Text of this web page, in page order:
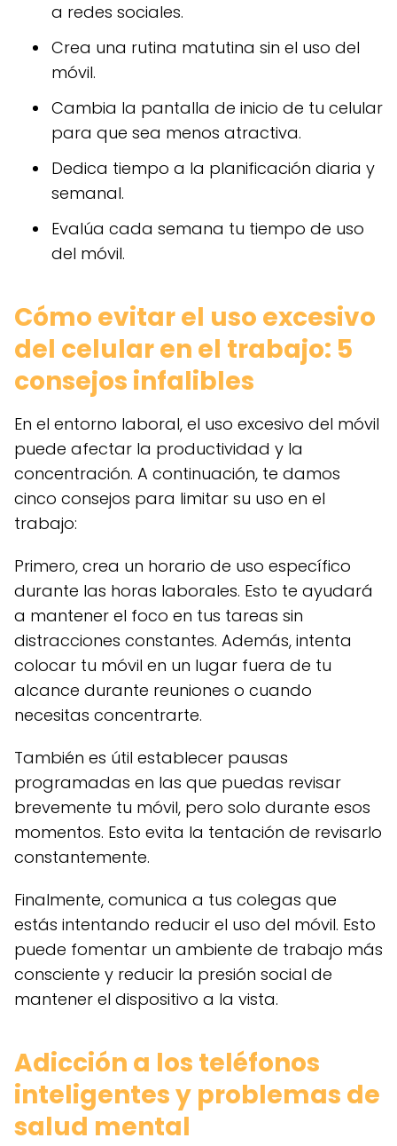
a redes sociales.
Crea una rutina matutina sin el uso del
móvil.
Cambia la pantalla de inicio de tu celular
para que sea menos atractiva.
Dedica tiempo a la planificación diaria y
semanal.
Evalúa cada semana tu tiempo de uso
del móvil.
Cómo evitar el uso excesivo
del celular en el trabajo: 5
consejos infalibles
En el entorno laboral, el uso excesivo del móvil
puede afectar la productividad y la
concentración. A continuación, te damos
cinco consejos para limitar su uso en el
trabajo:
Primero, crea un horario de uso específico
durante las horas laborales. Esto te ayudará
a mantener el foco en tus tareas sin
distracciones constantes. Además, intenta
colocar tu móvil en un lugar fuera de tu
alcance durante reuniones o cuando
necesitas concentrarte.
También es útil establecer pausas
programadas en las que puedas revisar
brevemente tu móvil, pero solo durante esos
momentos. Esto evita la tentación de revisarlo
constantemente.
Finalmente, comunica a tus colegas que
estás intentando reducir el uso del móvil. Esto
puede fomentar un ambiente de trabajo más
consciente y reducir la presión social de
mantener el dispositivo a la vista.
Adicción a los teléfonos
inteligentes y problemas de
salud mental